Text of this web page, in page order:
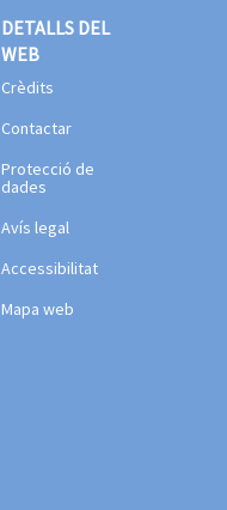
DETALLS DEL
WEB
Crèdits
Contactar
Protecció de
dades
Avís legal
Accessibilitat
Mapa web